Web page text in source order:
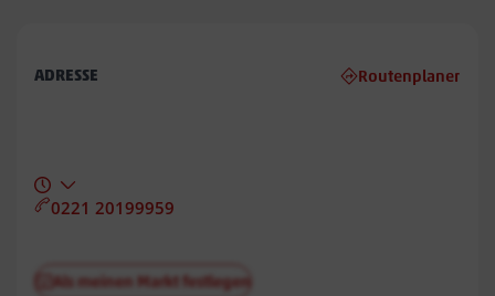
ADRESSE Routenplaner
0221 20199959
Als meinen Markt festlegen